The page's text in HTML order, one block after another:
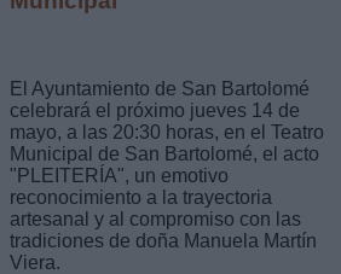
El Ayuntamiento de San Bartolomé
celebrará el próximo jueves 14 de
mayo, a las 20:30 horas, en el Teatro
Municipal de San Bartolomé, el acto
"PLEITERÍA", un emotivo
reconocimiento a la trayectoria
artesanal y al compromiso con las
tradiciones de doña Manuela Martín
Viera.